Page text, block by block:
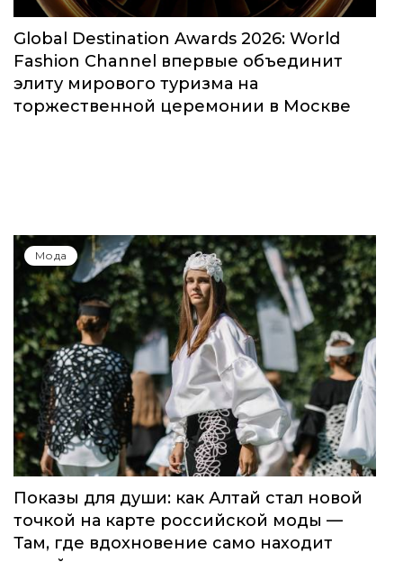
Global Destination Awards 2026: World
Fashion Channel впервые объединит
элиту мирового туризма на
торжественной церемонии в Москве
Мода
Показы для души: как Алтай стал новой
точкой на карте российской моды —
Там, где вдохновение само находит